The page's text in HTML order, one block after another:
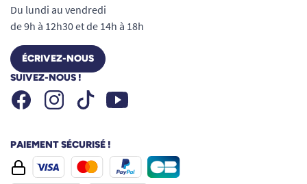
Du lundi au vendredi
de 9h à 12h30 et de 14h à 18h
ÉCRIVEZ-NOUS
SUIVEZ-NOUS !
FacebookInstagramTiktok Youtube
PAIEMENT SÉCURISÉ !